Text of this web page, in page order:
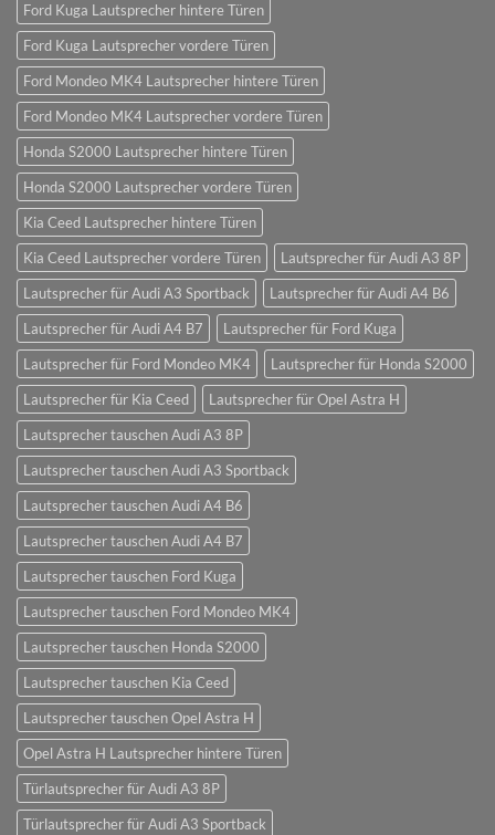
Ford Kuga Lautsprecher hintere Türen
Ford Kuga Lautsprecher vordere Türen
Ford Mondeo MK4 Lautsprecher hintere Türen
Ford Mondeo MK4 Lautsprecher vordere Türen
Honda S2000 Lautsprecher hintere Türen
Honda S2000 Lautsprecher vordere Türen
Kia Ceed Lautsprecher hintere Türen
Kia Ceed Lautsprecher vordere Türen
Lautsprecher für Audi A3 8P
Lautsprecher für Audi A3 Sportback
Lautsprecher für Audi A4 B6
Lautsprecher für Audi A4 B7
Lautsprecher für Ford Kuga
Lautsprecher für Ford Mondeo MK4
Lautsprecher für Honda S2000
Lautsprecher für Kia Ceed
Lautsprecher für Opel Astra H
Lautsprecher tauschen Audi A3 8P
Lautsprecher tauschen Audi A3 Sportback
Lautsprecher tauschen Audi A4 B6
Lautsprecher tauschen Audi A4 B7
Lautsprecher tauschen Ford Kuga
Lautsprecher tauschen Ford Mondeo MK4
Lautsprecher tauschen Honda S2000
Lautsprecher tauschen Kia Ceed
Lautsprecher tauschen Opel Astra H
Opel Astra H Lautsprecher hintere Türen
Türlautsprecher für Audi A3 8P
Türlautsprecher für Audi A3 Sportback